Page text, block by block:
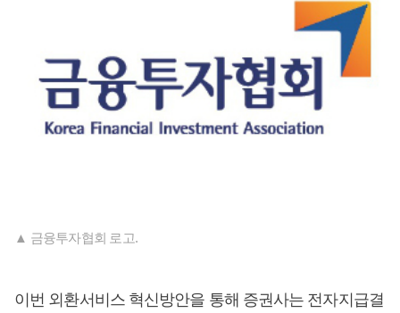
▲ 금융투자협회 로고.
이번 외환서비스 혁신방안을 통해 증권사는 전자지급결